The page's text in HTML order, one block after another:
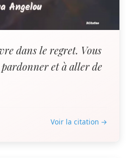
dans le regret. Vous
et à aller de
Voir la citation →